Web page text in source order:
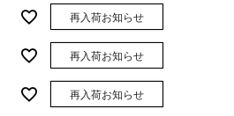
再入荷お知らせ
再入荷お知らせ
再入荷お知らせ